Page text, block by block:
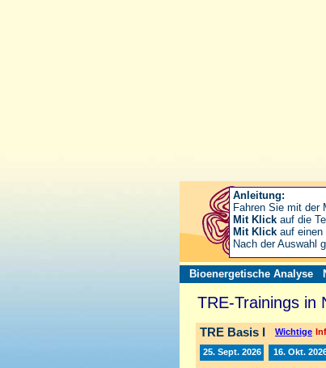
Bioenergetische Analyse
TRE-Trainings in
TRE Basis I Wichtige
25. Sept. 2026 16. Okt.
Anleitung:
Fahren Sie mit der
Mit Klick auf die
Mit Klick auf einen
Nach der Auswahl